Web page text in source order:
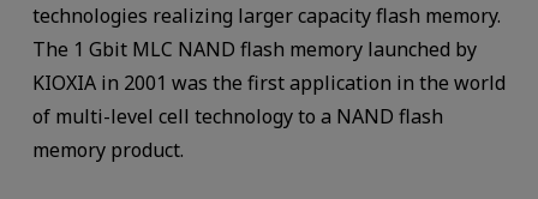
technologies realizing larger capacity flash memory.
The 1 Gbit MLC NAND flash memory launched by
KIOXIA in 2001 was the first application in the world
of multi-level cell technology to a NAND flash
memory product.